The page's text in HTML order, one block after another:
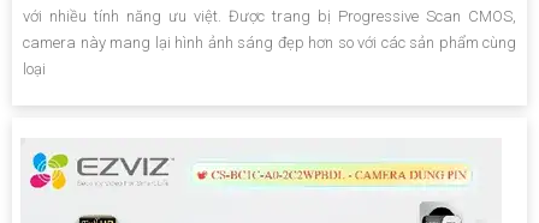
với nhiều tính năng ưu việt. Được trang bị Progressive Scan CMOS,
camera này mang lại hình ảnh sáng đẹp hơn so với các sản phẩm cùng
loại